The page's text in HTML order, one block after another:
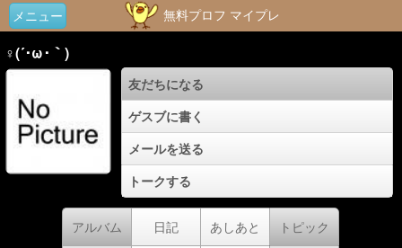
メニュー 無料プロフ マイプレ
♀(´･ω･｀)
友だちになる
ゲスブに書く
メールを送る
トークする
アルバム 日記 あしあと トピック